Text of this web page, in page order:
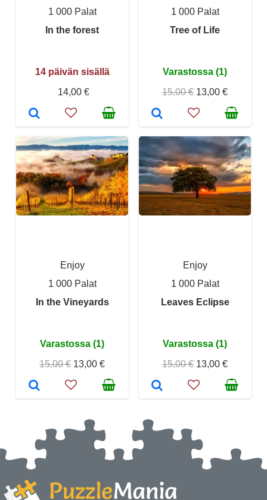
1 000 Palat
In the forest
14 päivän sisällä
14,00 €
1 000 Palat
Tree of Life
Varastossa (1)
15,00 € 13,00 €
Enjoy
1 000 Palat
In the Vineyards
Varastossa (1)
15,00 € 13,00 €
Enjoy
1 000 Palat
Leaves Eclipse
Varastossa (1)
15,00 € 13,00 €